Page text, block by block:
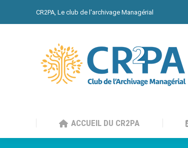
CR2PA, Le club de l'archivage Managérial
ACCUEIL DU CR2PA
ACCUEIL DU CR2PA